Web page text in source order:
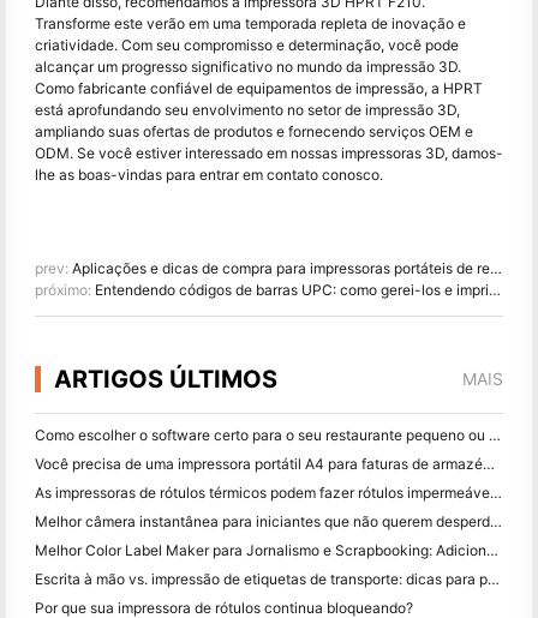
Transforme este verão em uma temporada repleta de inovação e
criatividade. Com seu compromisso e determinação, você pode
alcançar um progresso significativo no mundo da impressão 3D.
Como fabricante confiável de equipamentos de impressão, a HPRT
está aprofundando seu envolvimento no setor de impressão 3D,
ampliando suas ofertas de produtos e fornecendo serviços OEM e
ODM. Se você estiver interessado em nossas impressoras 3D, damos-
lhe as boas-vindas para entrar em contato conosco.
prev: Aplicações e dicas de compra para impressoras portáteis de recibos
próximo: Entendendo códigos de barras UPC: como gerei-los e imprimi-los
ARTIGOS ÚLTIMOS MAIS
Como escolher o software certo para o seu restaurante pequeno ou médio
Você precisa de uma impressora portátil A4 para faturas de armazém? O que realmente funciona
As impressoras de rótulos térmicos podem fazer rótulos impermeáveis ​​para produtos de pequenas empresas?
Melhor câmera instantânea para iniciantes que não querem desperdiçar papel
Melhor Color Label Maker para Jornalismo e Scrapbooking: Adicione Mais Cor a Cada Página
Escrita à mão vs. impressão de etiquetas de transporte: dicas para pequenas empresas em 2026
Por que sua impressora de rótulos continua bloqueando?